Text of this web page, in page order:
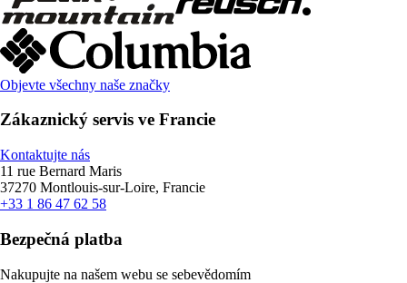
Objevte všechny naše značky
Zákaznický servis ve Francie
Kontaktujte nás
11 rue Bernard Maris
37270 Montlouis-sur-Loire, Francie
+33 1 86 47 62 58
Bezpečná platba
Nakupujte na našem webu se sebevědomím